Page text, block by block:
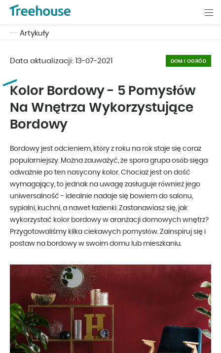
Artykuły
Data aktualizacji: 13-07-2021 DOM I OGRÓD
Kolor Bordowy - 5 Pomysłów
Na Wnętrza Wykorzystujące
Bordowy
Bordowy jest odcieniem, który z roku na rok staje się coraz
popularniejszy. Można zauważyć, że spora grupa osób sięga
odważnie po ten nasycony kolor. Chociaż jest on dość
wymagający, to jednak na uwagę zasługuje również jego
uniwersalność - idealnie nadaje się bowiem do salonu,
sypialni, kuchni, a nawet łazienki. Zastanawiasz się, jak
wykorzystać kolor bordowy w aranżacji domowych wnętrz?
Przygotowaliśmy kilka ciekawych pomysłów. Zainspiruj się i
postaw na bordowy w swoim domu lub mieszkaniu.